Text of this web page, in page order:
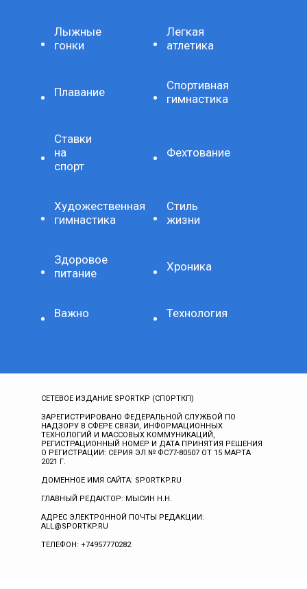
Лыжные
гонки
Легкая
атлетика
Плавание
Спортивная
гимнастика
Ставки
на
спорт
Фехтование
Художественная
гимнастика
Стиль
жизни
Здоровое
питание
Хроника
Важно Технология
СЕТЕВОЕ ИЗДАНИЕ SPORTKP (СПОРТКП)
ЗАРЕГИСТРИРОВАНО ФЕДЕРАЛЬНОЙ СЛУЖБОЙ ПО
НАДЗОРУ В СФЕРЕ СВЯЗИ, ИНФОРМАЦИОННЫХ
ТЕХНОЛОГИЙ И МАССОВЫХ КОММУНИКАЦИЙ,
РЕГИСТРАЦИОННЫЙ НОМЕР И ДАТА ПРИНЯТИЯ РЕШЕНИЯ
О РЕГИСТРАЦИИ: СЕРИЯ ЭЛ № ФС77-80507 ОТ 15 МАРТА
2021 Г.
ДОМЕННОЕ ИМЯ САЙТА: SPORTKP.RU
ГЛАВНЫЙ РЕДАКТОР: МЫСИН Н.Н.
АДРЕС ЭЛЕКТРОННОЙ ПОЧТЫ РЕДАКЦИИ:
ALL@SPORTKP.RU
ТЕЛЕФОН: +74957770282